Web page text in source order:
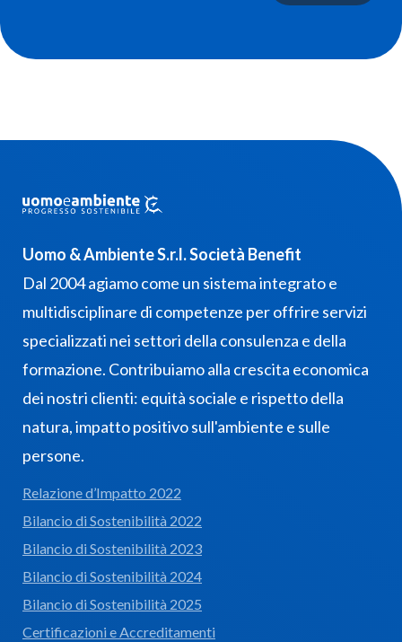
Uomo & Ambiente S.r.l. Società Benefit
Dal 2004 agiamo come un sistema integrato e
multidisciplinare di competenze per offrire servizi
specializzati nei settori della consulenza e della
formazione. Contribuiamo alla crescita economica
dei nostri clienti: equità sociale e rispetto della
natura, impatto positivo sull'ambiente e sulle
persone.
Relazione d’Impatto 2022
Bilancio di Sostenibilità 2022
Bilancio di Sostenibilità 2023
Bilancio di Sostenibilità 2024
Bilancio di Sostenibilità 2025
Certificazioni e Accreditamenti